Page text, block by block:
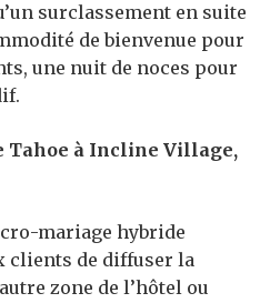
surclassement en suite
de bienvenue pour
une nuit de noces pour
Tahoe à Incline Village,
mariage hybride
clients de diffuser la
zone de l’hôtel ou